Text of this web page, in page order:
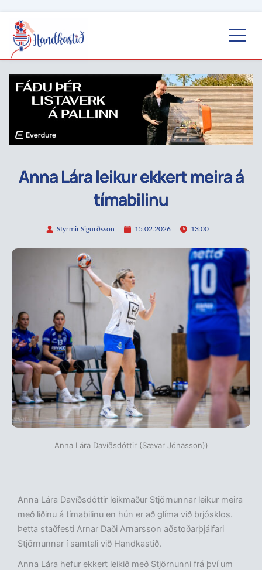
Anna Lára leikur ekkert meira á
tímabilinu
Styrmir Sigurðsson 15.02.2026 13:00
Anna Lára Davíðsdóttir (Sævar Jónasson))
Anna Lára Davíðsdóttir leikmaður Stjörnunnar leikur meira
með liðinu á tímabilinu en hún er að glíma við brjósklos.
Þetta staðfesti Arnar Daði Arnarsson aðstoðarþjálfari
Stjörnunnar í samtali við Handkastið.
Anna Lára hefur ekkert leikið með Stjörnunni frá því um